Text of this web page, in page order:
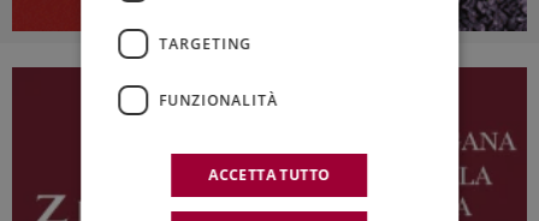
TARGETING
FUNZIONALITÀ
ACCETTA TUTTO